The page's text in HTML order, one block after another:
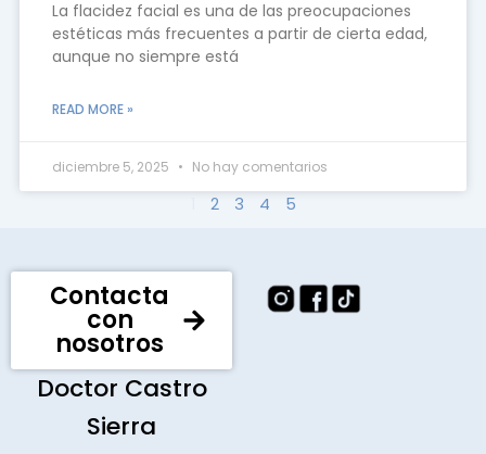
La flacidez facial es una de las preocupaciones
estéticas más frecuentes a partir de cierta edad,
aunque no siempre está
READ MORE »
diciembre 5, 2025 No hay comentarios
2 3 4 5
Contacta
con
nosotros
Doctor Castro
Sierra